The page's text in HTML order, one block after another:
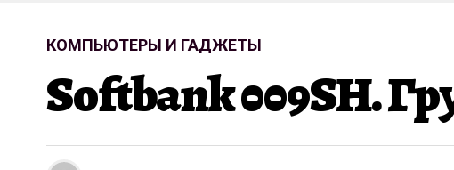
КОМПЬЮТЕРЫ И ГАДЖЕТЫ
Softbank 009SH.